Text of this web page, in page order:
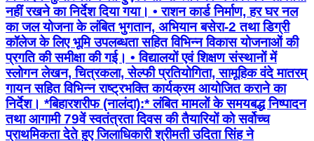
नहीं रखने का निर्देश दिया गया। • ⁠राशन कार्ड निर्माण, हर घर नल
का जल योजना के लंबित भुगतान, अभियान बसेरा-2 तथा डिग्री
कॉलेज के लिए भूमि उपलब्धता सहित विभिन्न विकास योजनाओं की
प्रगति की समीक्षा की गई। • ⁠विद्यालयों एवं शिक्षण संस्थानों में
स्लोगन लेखन, चित्रकला, सेल्फी प्रतियोगिता, सामूहिक वंदे मातरम्
गायन सहित विभिन्न राष्ट्रभक्ति कार्यक्रम आयोजित कराने का
निर्देश। *बिहारशरीफ (नालंदा):* लंबित मामलों के समयबद्ध निष्पादन
तथा आगामी 79वें स्वतंत्रता दिवस की तैयारियों को सर्वोच्च
प्राथमिकता देते हुए जिलाधिकारी श्रीमती उदिता सिंह ने